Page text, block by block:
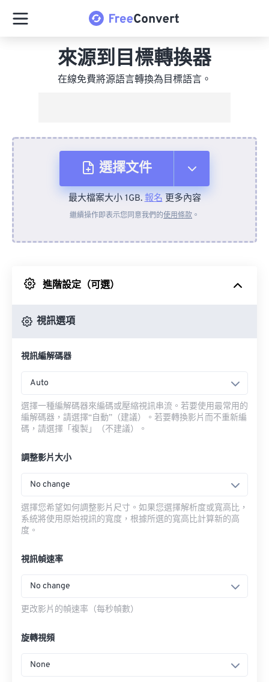
來源到目標轉換器
在線免費將源語言轉換為目標語言。
選擇文件
來自裝置
來自 Google 雲端硬碟
最大檔案大小 1GB.報名更多內容
繼續操作即表示您同意我們的使用條款 。
進階設定（可選）
視訊選項
視訊編解碼器
Auto
選擇一種編解碼器來編碼或壓縮視訊串流。若要使用最常用的
編解碼器，請選擇“自動”（建議）。若要轉換影片而不重新編
碼，請選擇「複製」（不建議）。
調整影片大小
No change
選擇您希望如何調整影片尺寸。如果您選擇解析度或寬高比，
系統將使用原始視訊的寬度，根據所選的寬高比計算新的高
度。
視訊幀速率
No change
更改影片的幀速率（每秒幀數）
旋轉視頻
None